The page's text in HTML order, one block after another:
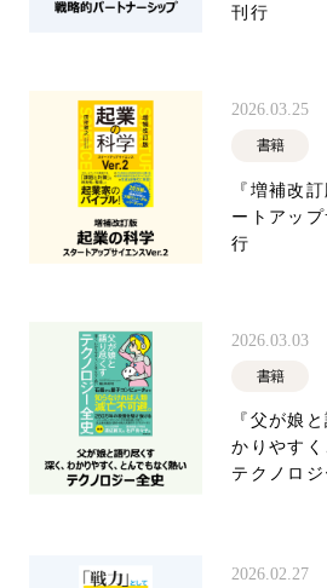
刊行
2026.03.25
書籍
『増補改
ートアッ
行
2026.03.03
書籍
『父が娘
かりやす
テクノロ
2026.02.27